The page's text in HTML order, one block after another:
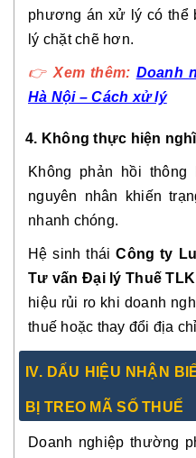
phương án xử lý có thể
lý chặt chẽ hơn.
👉Xem thêm: Doanh
Hà Nội – Cách xử lý
4. Không thực hiện
Không phản hồi
nguyên nhân khiến
nhanh chóng.
Hệ sinh tháiCông ty
Tư vấn Đại lý Thuế TLK
hiệu rủi ro khi doanh
thuế hoặc thay đổi địa
IV. DẤU HIỆU NHẬN
BỊ TREO MÃ SỐ THUẾ
Doanh nghiệp thường